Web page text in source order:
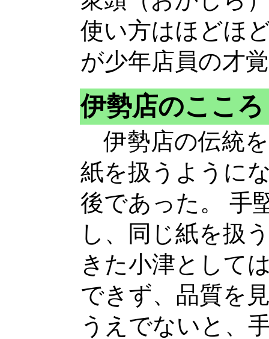
使い方はほどほ
が少年店員の才
伊勢店のこころ
伊勢店の伝統
紙を扱うように
後であった。 手
し、同じ紙を扱
きた小津として
できず、品質を
うえでないと、